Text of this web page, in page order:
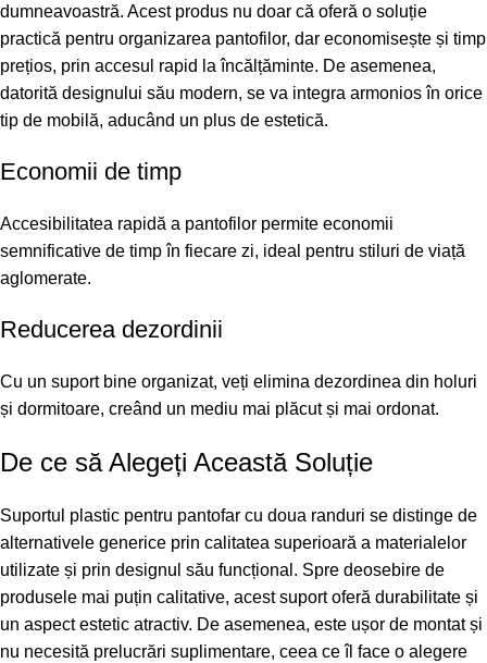
dumneavoastră. Acest produs nu doar că oferă o soluție
practică pentru organizarea pantofilor, dar economisește și timp
prețios, prin accesul rapid la încălțăminte. De asemenea,
datorită designului său modern, se va integra armonios în orice
tip de mobilă, aducând un plus de estetică.
Economii de timp
Accesibilitatea rapidă a pantofilor permite economii
semnificative de timp în fiecare zi, ideal pentru stiluri de viață
aglomerate.
Reducerea dezordinii
Cu un suport bine organizat, veți elimina dezordinea din holuri
și dormitoare, creând un mediu mai plăcut și mai ordonat.
De ce să Alegeți Această Soluție
Suportul plastic pentru pantofar cu doua randuri se distinge de
alternativele generice prin calitatea superioară a materialelor
utilizate și prin designul său funcțional. Spre deosebire de
produsele mai puțin calitative, acest suport oferă durabilitate și
un aspect estetic atractiv. De asemenea, este ușor de montat și
nu necesită prelucrări suplimentare, ceea ce îl face o alegere